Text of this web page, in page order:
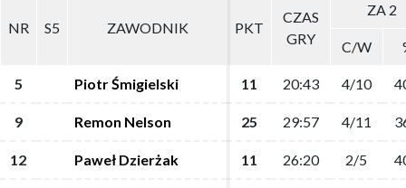
NR S5 ZAWODNIK PKT
CZAS
GRY
ZA 2
C/W
5 Piotr Śmigielski 11 20:43 4/10
9 Remon Nelson 25 29:57 4/11
12 Paweł Dzierżak 11 26:20 2/5
NR S5 ZAWODNIK PKT
CZAS
GRY
ZA 2
C/W
5 Piotr Śmigielski 11 20:43 4/10
9 Remon Nelson 25 29:57 4/11
12 Paweł Dzierżak 11 26:20 2/5